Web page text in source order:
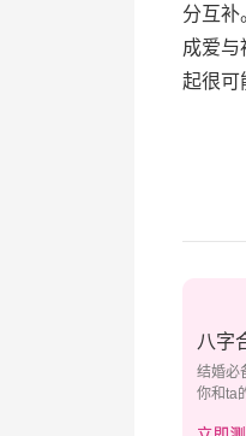
分互补
成爱与
起很可
八字
结婚必
你和ta